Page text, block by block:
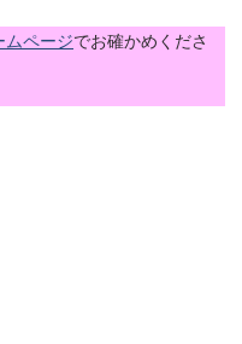
ムページでお確かめくださ